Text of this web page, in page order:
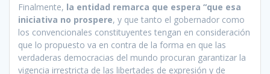
Finalmente, la entidad remarca que espera “que esa
iniciativa no prospere, y que tanto el gobernador como
los convencionales constituyentes tengan en consideración
que lo propuesto va en contra de la forma en que las
verdaderas democracias del mundo procuran garantizar la
vigencia irrestricta de las libertades de expresión y de